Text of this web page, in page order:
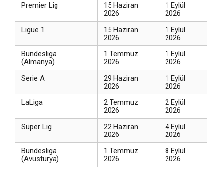
Premier Lig
15 Haziran
2026
1 Eylül
2026
Ligue 1
15 Haziran
2026
1 Eylül
2026
Bundesliga
(Almanya)
1 Temmuz
2026
1 Eylül
2026
Serie A
29 Haziran
2026
1 Eylül
2026
LaLiga
2 Temmuz
2026
2 Eylül
2026
Süper Lig
22 Haziran
2026
4 Eylül
2026
Bundesliga
(Avusturya)
1 Temmuz
2026
8 Eylül
2026